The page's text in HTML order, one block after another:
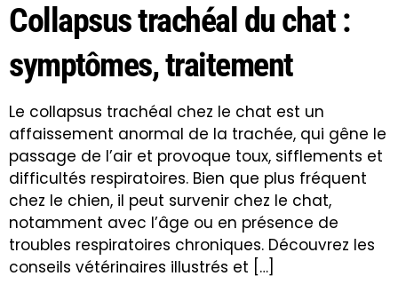
Collapsus trachéal du chat :
symptômes, traitement
Le collapsus trachéal chez le chat est un
affaissement anormal de la trachée, qui gêne le
passage de l’air et provoque toux, sifflements et
difficultés respiratoires. Bien que plus fréquent
chez le chien, il peut survenir chez le chat,
notamment avec l’âge ou en présence de
troubles respiratoires chroniques. Découvrez les
conseils vétérinaires illustrés et […]